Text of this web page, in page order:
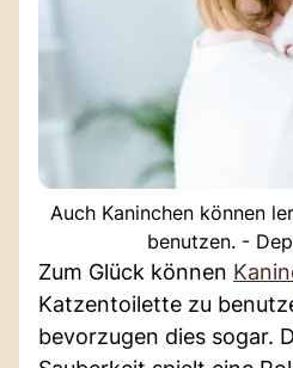
Auch Kaninchen können
benutzen. -
Zum Glück können
Katzentoilette zu
bevorzugen dies sogar.